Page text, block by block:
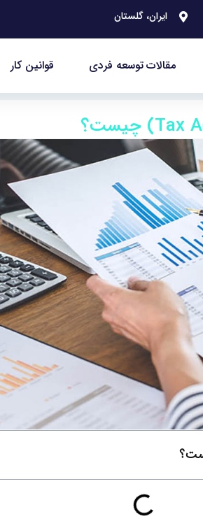
ایران، گلستان
مقالات توسعه فردی قوانین کار